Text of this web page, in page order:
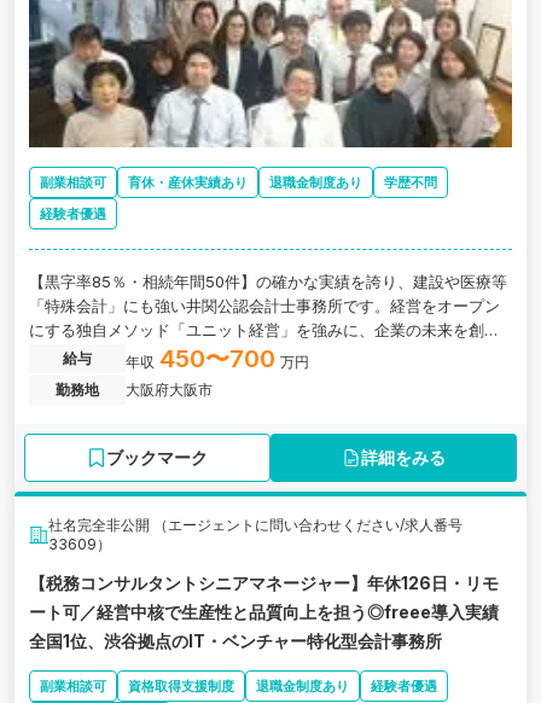
副業相談可 育休・産休実績あり 退職金制度あり
学歴不問
経験者優遇
【黒字率85％・相続年間50件】の確かな実績を誇り、建設や医療等
「特殊会計」にも強い井関公認会計士事務所です。経営をオープン
にする独自メソッド「ユニット経営」を強みに、企業の未来を創る
コンサルティング業務を展開しています。お客様の黒字化支援や相
続対応など、企業の成長に伴走する業務をお任せします。
給与 年収 450〜700 万円
勤務地
大阪府大阪市
ブックマーク 詳細をみる
社名完全非公開 （エージェントに問い合わせください/求人番号
33609）
【税務コンサルタントシニアマネージャー】年休126日・リモ
ート可／経営中核で生産性と品質向上を担う◎freee導入実績
全国1位、渋谷拠点のIT・ベンチャー特化型会計事務所
副業相談可 資格取得支援制度 退職金制度あり
経験者優遇